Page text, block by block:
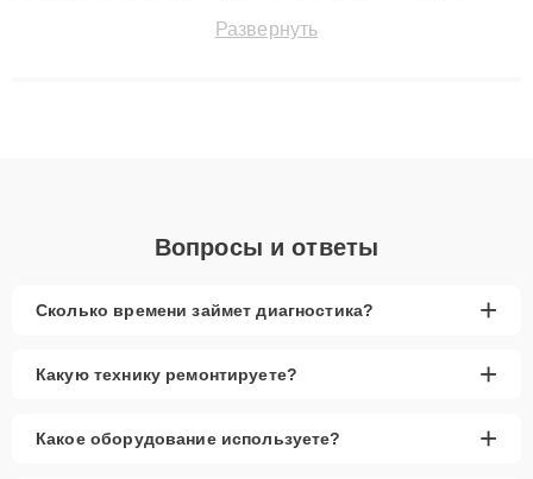
восстанавливать технику с сохранением гарантии до 3 лет.
Развернуть
Вопросы и ответы
Сколько времени займет диагностика? +
Какую технику ремонтируете? +
Какое оборудование используете? +